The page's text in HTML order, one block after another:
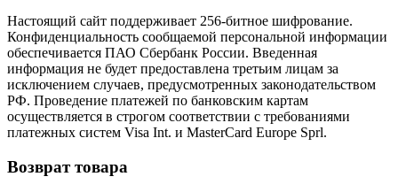
Настоящий сайт поддерживает 256-битное шифрование.
Конфиденциальность сообщаемой персональной информации
обеспечивается ПАО Сбербанк России. Введенная
информация не будет предоставлена третьим лицам за
исключением случаев, предусмотренных законодательством
РФ. Проведение платежей по банковским картам
осуществляется в строгом соответствии с требованиями
платежных систем Visa Int. и MasterCard Europe Sprl.
Возврат товара